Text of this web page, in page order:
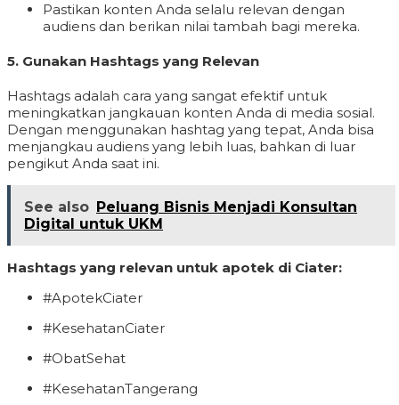
Pastikan konten Anda selalu relevan dengan
audiens dan berikan nilai tambah bagi mereka.
5. Gunakan Hashtags yang Relevan
Hashtags adalah cara yang sangat efektif untuk
meningkatkan jangkauan konten Anda di media sosial.
Dengan menggunakan hashtag yang tepat, Anda bisa
menjangkau audiens yang lebih luas, bahkan di luar
pengikut Anda saat ini.
See also Peluang Bisnis Menjadi Konsultan
Digital untuk UKM
Hashtags yang relevan untuk apotek di Ciater:
#ApotekCiater
#KesehatanCiater
#ObatSehat
#KesehatanTangerang